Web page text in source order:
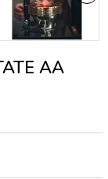
AA